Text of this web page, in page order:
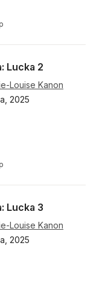
Lucka 2
Louise Kanon
2025
antal röster:
Lucka 3
Louise Kanon
2025
antal röster: